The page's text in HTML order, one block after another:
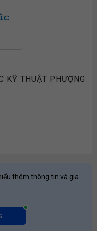
KỸ THUẬT PHƯỢNG
thêm thông tin và gia